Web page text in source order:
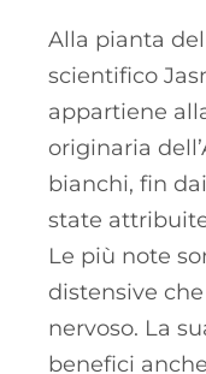
Alla pianta del
scientifico
appartiene
originaria
bianchi, fin
state
Le più note
distensive
nervoso. La
benefici